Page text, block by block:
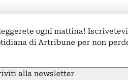
ogni mattina! Iscrivetevi
di Artribune per non
alla newsletter